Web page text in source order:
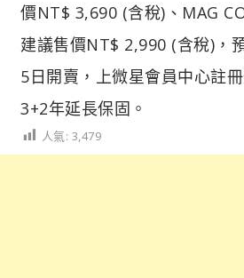
價NT$ 3,690 (含稅)、MAG
建議售價NT$ 2,990 (含稅)，
5日開賣，上微星會員中心註
3+2年延長保固。
人氣: 3,479